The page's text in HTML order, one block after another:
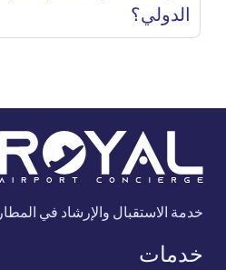
الدولي؟
خدمة الاستقبال والإرشاد في المطار
خدمات